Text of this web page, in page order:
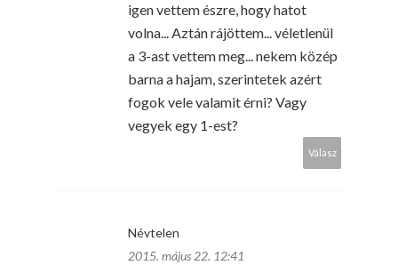
igen vettem észre, hogy hatot
volna... Aztán rájöttem... véletlenül
a 3-ast vettem meg... nekem közép
barna a hajam, szerintetek azért
fogok vele valamit érni? Vagy
vegyek egy 1-est?
Válasz
Névtelen
2015. május 22. 12:41